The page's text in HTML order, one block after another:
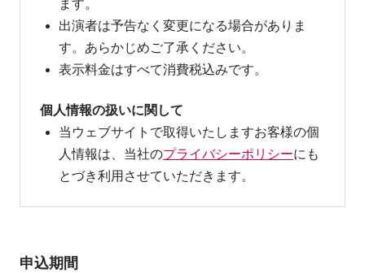
ます。
出演者は予告なく変更になる場合がありま
す。あらかじめご了承ください。
表示料金はすべて消費税込みです。
個人情報の扱いに関して
当ウェブサイトで取得いたしますお客様の個
人情報は、当社のプライバシーポリシーにも
とづき利用させていただきます。
申込期間